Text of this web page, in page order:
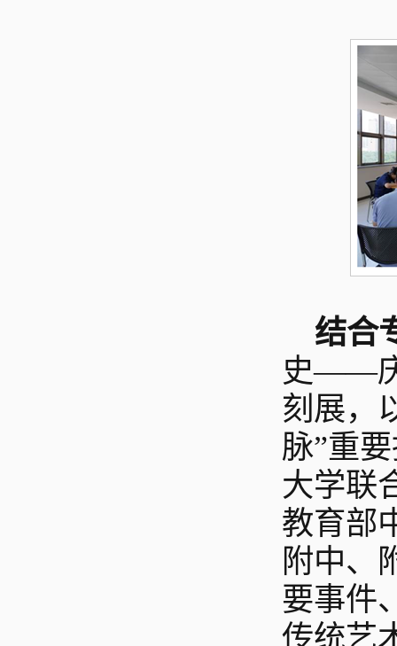
结合
史——庆
刻展，
脉”重
大学联
教育部
附中、
要事件
传统艺